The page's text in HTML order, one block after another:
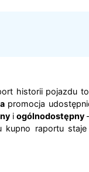
historii pojazdu
promocja
iogólnodostępny
raportu